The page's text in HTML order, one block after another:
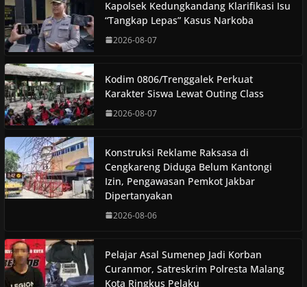
Kapolsek Kedungkandang Klarifikasi Isu
“Tangkap Lepas” Kasus Narkoba
2026-08-07
Kodim 0806/Trenggalek Perkuat
Karakter Siswa Lewat Outing Class
2026-08-07
Konstruksi Reklame Raksasa di
Cengkareng Diduga Belum Kantongi
Izin, Pengawasan Pemkot Jakbar
Dipertanyakan
2026-08-06
Pelajar Asal Sumenep Jadi Korban
Curanmor, Satreskrim Polresta Malang
Kota Ringkus Pelaku